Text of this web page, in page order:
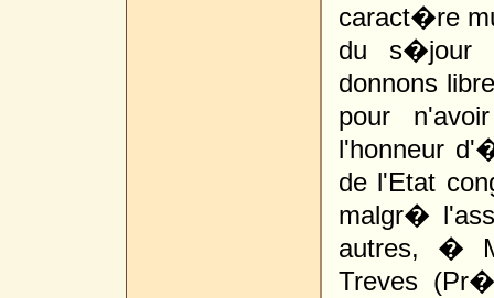
caract�re
du s�jour
donnons
pour
l'honneur
de l'Etat
malgr�
autres, �
Treves